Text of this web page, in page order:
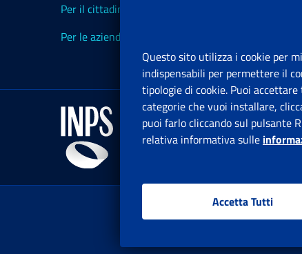
Per il cittadino
Per le aziende ed i Consulenti
Questo sito utilizza i cookie per
indispensabili per permettere il
tipologie di cookie. Puoi
categorie che vuoi installare,
puoi farlo cliccando sul pulsante
relativa informativa sulle
Accetta Tutti